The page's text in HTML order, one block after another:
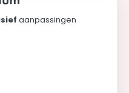
aanpassingen